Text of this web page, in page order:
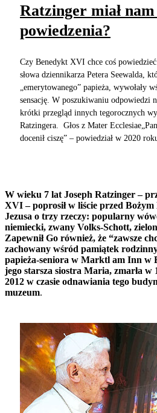
Ratzinger miał
powiedzenia?
Czy Benedykt XVI chce coś
słowa dziennikarza Petera Seewalda,
„emerytowanego” papieża, wywołały
sensację. W poszukiwaniu odpowiedzi
krótki przegląd innych tegorocznych
Ratzingera. Głos z Mater
docenił ciszę” – powiedział w 2020
W wieku 7 lat Joseph Ratzinger –
XVI – poprosił w liście przed
Jezusa o trzy rzeczy: popularny
niemiecki, zwany Volks-Schott,
Zapewnił Go również, że “zawsze
zachowany wśród pamiątek
papieża-seniora w Marktl am Inn w
jego starsza siostra Maria, zmarła
2012 w czasie odnawiania tego
muzeum.